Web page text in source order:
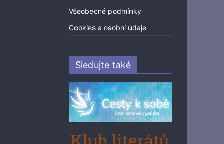
Všeobecné podmínky
Cookies a osobní údaje
Sledujte také